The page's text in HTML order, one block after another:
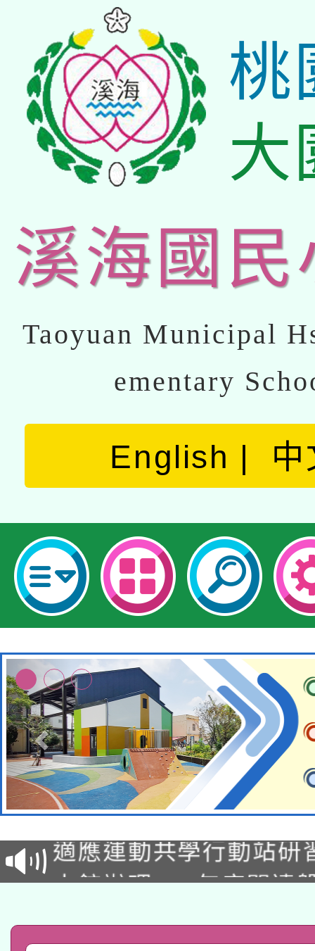
桃
大
溪海國民
Taoyuan Municipal
ementary
English 中
本校115學年度第2次
招甄選結果公告(無人
招)
適應運動共學行動站研
本館辦理115年度閱讀
A3數位素養講師名單